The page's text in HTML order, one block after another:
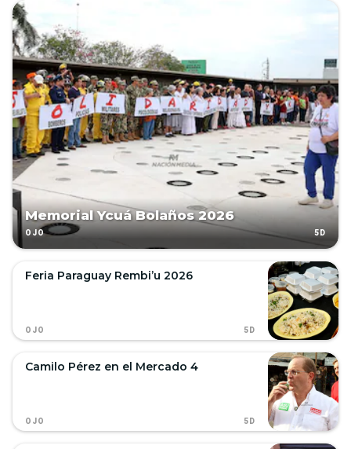
Memorial Ycuá Bolaños 2026
OJO 5D
Feria Paraguay Rembi’u 2026
OJO 5D
Camilo Pérez en el Mercado 4
OJO 5D